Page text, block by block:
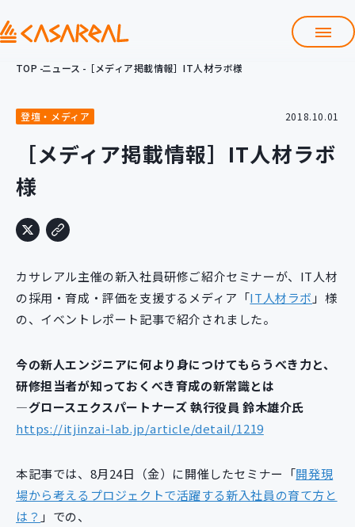
会社情報
サービス
プロダクト開発支援
クラウド導入支援
システム構築支援
研修サービス
定型コース 新入社員コース
カスタマイズコース 教材購入
新規開発サービス
パッケージ開発
イベント・セミナー
ニュース
採用情報
TOP ニュース ［メディア掲載情報］IT人材ラボ様
登壇・メディア 2018.10.01
［メディア掲載情報］IT人材ラボ
様
カサレアル主催の新入社員研修ご紹介セミナーが、IT人材
の採用・育成・評価を支援するメディア「IT人材ラボ 」様
の、イベントレポート記事で紹介されました。
今の新人エンジニアに何より身につけてもらうべき力と、
研修担当者が知っておくべき育成の新常識とは
―グロースエクスパートナーズ 執行役員 鈴木雄介氏
https://itjinzai-lab.jp/article/detail/1219
本記事では、8月24日（金）に開催したセミナー「開発現
場から考えるプロジェクトで活躍する新入社員の育て方と
は？ 」での、